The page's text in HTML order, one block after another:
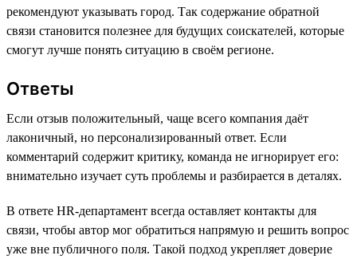
рекомендуют указывать город. Так содержание обратной
связи становится полезнее для будущих соискателей, которые
смогут лучше понять ситуацию в своём регионе.
Ответы
Если отзыв положительный, чаще всего компания даёт
лаконичный, но персонализированный ответ. Если
комментарий содержит критику, команда не игнорирует его:
внимательно изучает суть проблемы и разбирается в деталях.
В ответе HR-департамент всегда оставляет контакты для
связи, чтобы автор мог обратиться напрямую и решить вопрос
уже вне публичного поля. Такой подход укрепляет доверие